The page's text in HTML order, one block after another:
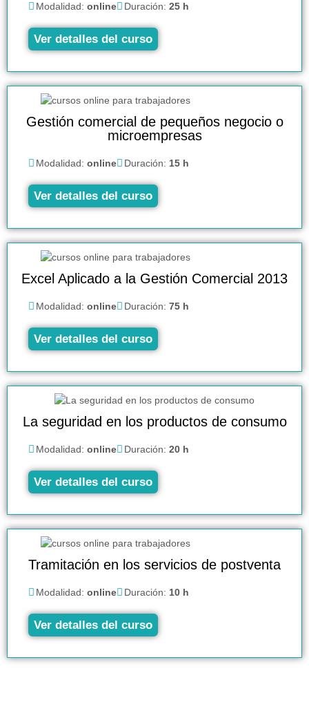
Modalidad: online Duración: 25 h
Ver detalles del curso
Gestión comercial de pequeños negocio o
microempresas
Modalidad: online Duración: 15 h
Ver detalles del curso
Excel Aplicado a la Gestión Comercial 2013
Modalidad: online Duración: 75 h
Ver detalles del curso
La seguridad en los productos de consumo
Modalidad: online Duración: 20 h
Ver detalles del curso
Tramitación en los servicios de postventa
Modalidad: online Duración: 10 h
Ver detalles del curso